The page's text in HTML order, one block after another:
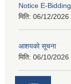
Notice E-Bidding
मिति: 06/12/2026
आशयको सूचना
मिति: 06/10/2026